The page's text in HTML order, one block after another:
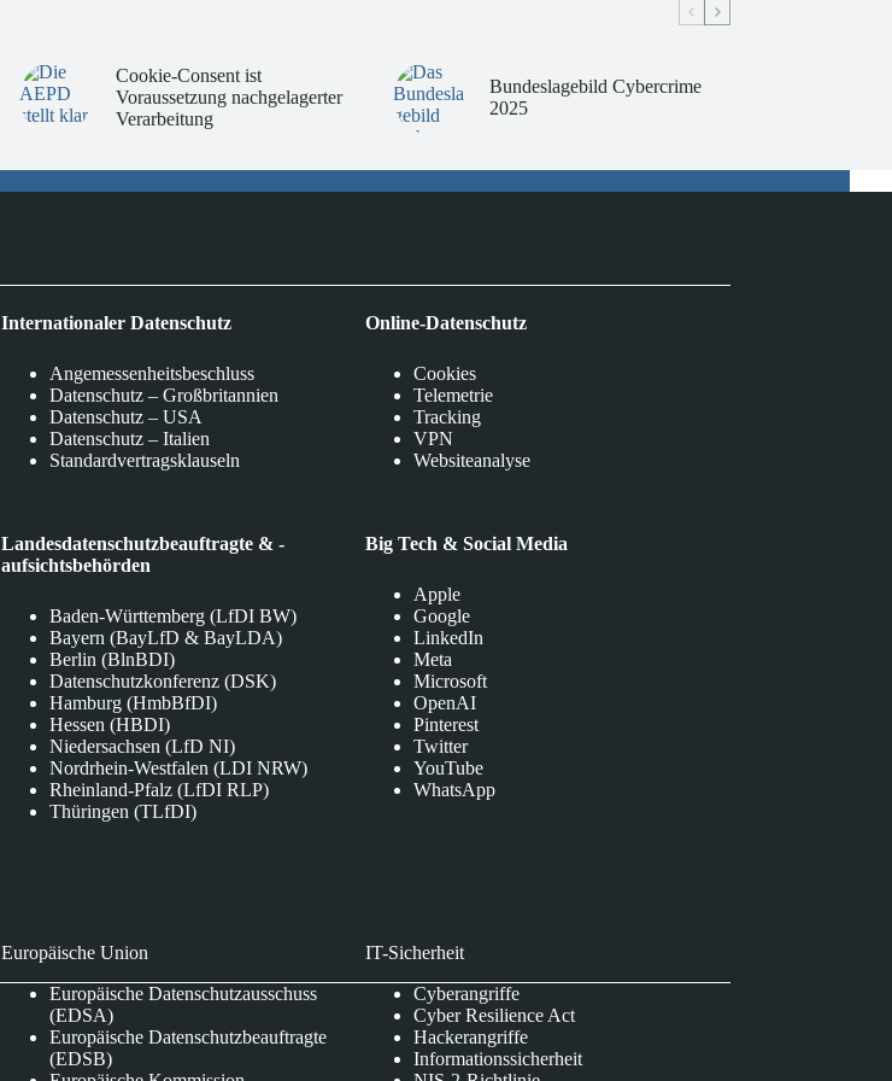
Cookie-Consent ist
Voraussetzung nachgelagerter
Verarbeitung
Bundeslagebild Cybercrime
2025
Internationaler Datenschutz
Angemessenheitsbeschluss
Datenschutz – Großbritannien
Datenschutz – USA
Datenschutz – Italien
Standardvertragsklauseln
Landesdatenschutzbeauftragte & -
aufsichtsbehörden
Baden-Württemberg (LfDI BW)
Bayern (BayLfD & BayLDA)
Berlin (BlnBDI)
Datenschutzkonferenz (DSK)
Hamburg (HmbBfDI)
Hessen (HBDI)
Niedersachsen (LfD NI)
Nordrhein-Westfalen (LDI NRW)
Rheinland-Pfalz (LfDI RLP)
Thüringen (TLfDI)
Online-Datenschutz
Cookies
Telemetrie
Tracking
VPN
Websiteanalyse
Big Tech & Social Media
Apple
Google
LinkedIn
Meta
Microsoft
OpenAI
Pinterest
Twitter
YouTube
WhatsApp
Europäische Union
Europäische Datenschutzausschuss
(EDSA)
Europäische Datenschutzbeauftragte
(EDSB)
IT-Sicherheit
Cyberangriffe
Cyber Resilience Act
Hackerangriffe
Informationssicherheit